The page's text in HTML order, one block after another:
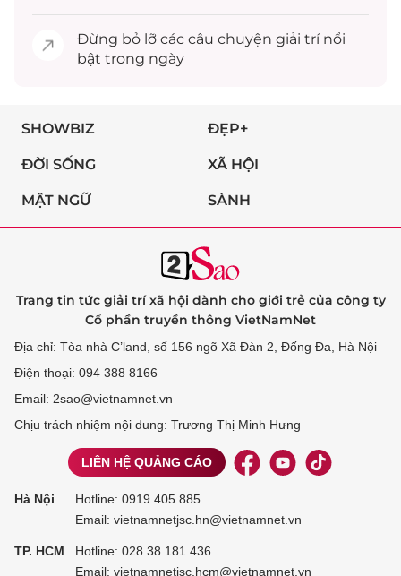
Đừng bỏ lỡ các câu chuyện giải trínổi
bật trong ngày
SHOWBIZ ĐẸP+
ĐỜI SỐNG XÃ HỘI
MẬT NGỮ SÀNH
Trang tin tức giải trí xã hội dành cho giới trẻ của công ty
Cổ phần truyền thông VietNamNet
Địa chỉ: Tòa nhà C’land, số 156 ngõ Xã Đàn 2, Đống Đa, Hà Nội
Điện thoại: 094 388 8166
Email: 2sao@vietnamnet.vn
Chịu trách nhiệm nội dung: Trương Thị Minh Hưng
LIÊN HỆ QUẢNG CÁO
Hà Nội Hotline: 0919 405 885
Email: vietnamnetjsc.hn@vietnamnet.vn
TP. HCM Hotline: 028 38 181 436
Email: vietnamnetjsc.hcm@vietnamnet.vn